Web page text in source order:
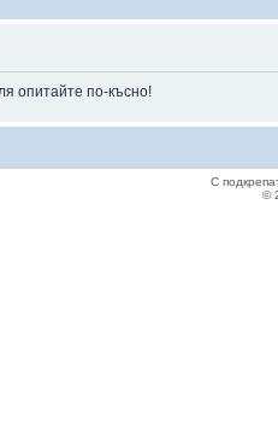
опитайте по-късно!
С
©